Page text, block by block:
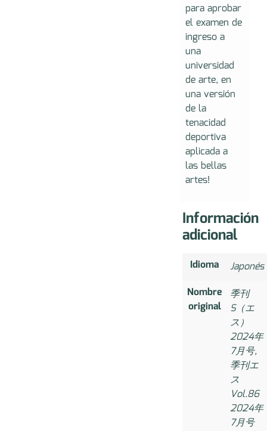
para aprobar
el examen de
ingreso a
una
universidad
de arte, en
una versión
de la
tenacidad
deportiva
aplicada a
las bellas
artes!
Información
adicional
Idioma
Japonés
Nombre
original
季刊
S（エ
ス）
2024年
7月号,
季刊エ
ス
Vol.86
2024年
7月号